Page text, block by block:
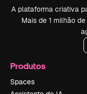
A plataforma criativa
Mais de 1 milhão
Produtos
Spaces